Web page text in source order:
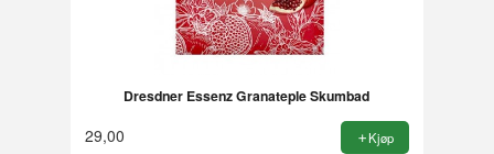
Dresdner Essenz Granateple Skumbad
29,00 Kjøp